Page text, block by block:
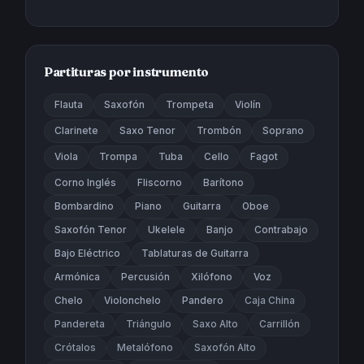
Partituras por instrumento
Flauta Saxofón Trompeta Violín
Clarinete Saxo Tenor Trombón Soprano
Viola Trompa Tuba Cello Fagot
Corno Inglés Fliscorno Barítono
Bombardino Piano Guitarra Oboe
Saxofón Tenor Ukelele Banjo Contrabajo
Bajo Eléctrico Tablaturas de Guitarra
Armónica Percusión Xilófono Voz
Chelo Violonchelo Pandero Caja China
Pandereta Triángulo Saxo Alto Carrillón
Crótalos Metalófono Saxofón Alto